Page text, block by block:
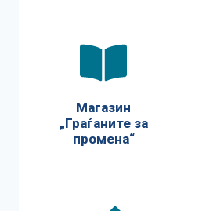
Магазин
„Граѓаните за
промена“